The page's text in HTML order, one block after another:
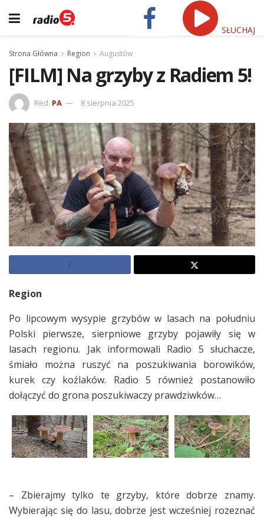
SŁUCHAJ
Strona Główna Region Augustów
[FILM] Na grzyby z Radiem 5!
Red. PA 8 sierpnia 2025
Region
Po lipcowym wysypie grzybów w lasach na południu
Polski pierwsze, sierpniowe grzyby pojawiły się w
lasach regionu. Jak informowali Radio 5 słuchacze,
śmiało można ruszyć na poszukiwania borowików,
kurek czy koźlaków. Radio 5 również postanowiło
dołączyć do grona poszukiwaczy prawdziwków…
– Zbierajmy tylko te grzyby, które dobrze znamy.
Wybierając się do lasu, dobrze jest wcześniej rozeznać